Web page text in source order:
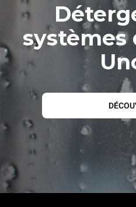
systèmes